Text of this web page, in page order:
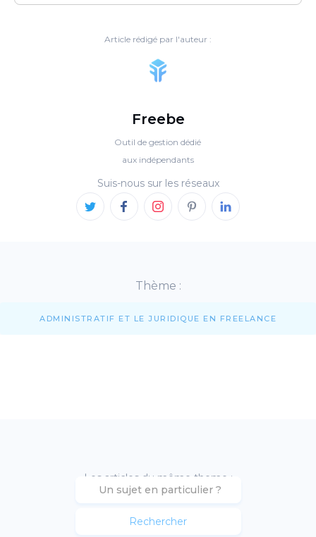
Article rédigé par l'auteur :
Freebe
Outil de gestion dédié
aux indépendants
Suis-nous sur les réseaux
Thème :
ADMINISTRATIF ET LE JURIDIQUE EN FREELANCE
Les articles du même theme :